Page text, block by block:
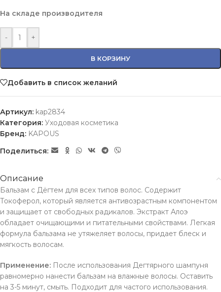
На складе производителя
- +
В КОРЗИНУ
Добавить в список желаний
Артикул: kap2834
Категория: Уходовая косметика
Бренд: KAPOUS
Поделиться:
Описание
Бальзам с Дёгтем для всех типов волос. Содержит
Токоферол, который является антивозрастным компонентом
и защищает от свободных радикалов. Экстракт Алоэ
обладает очищающими и питательными свойствами. Легкая
формула бальзама не утяжеляет волосы, придает блеск и
мягкость волосам.
Применение: После использования Дегтярного шампуня
равномерно нанести бальзам на влажные волосы. Оставить
на 3-5 минут, смыть. Подходит для частого использования.